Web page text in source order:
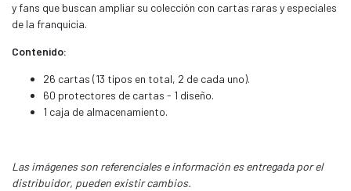
y fans que buscan ampliar su colección con cartas raras y especiales
de la franquicia.
Contenido:
26 cartas (13 tipos en total, 2 de cada uno).
60 protectores de cartas - 1 diseño.
1 caja de almacenamiento.
Las imágenes son referenciales e información es entregada por el
distribuidor, pueden existir cambios.